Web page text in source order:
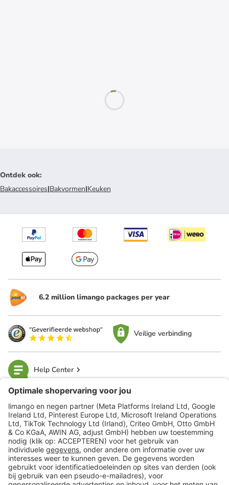
Ontdek ook:
Bakaccessoires|Bakvormen|Keuken
6.2 million limango packages per year
Veilige verbinding
Help Center
limango
Veilig winkelen
Klantenservice
Shop